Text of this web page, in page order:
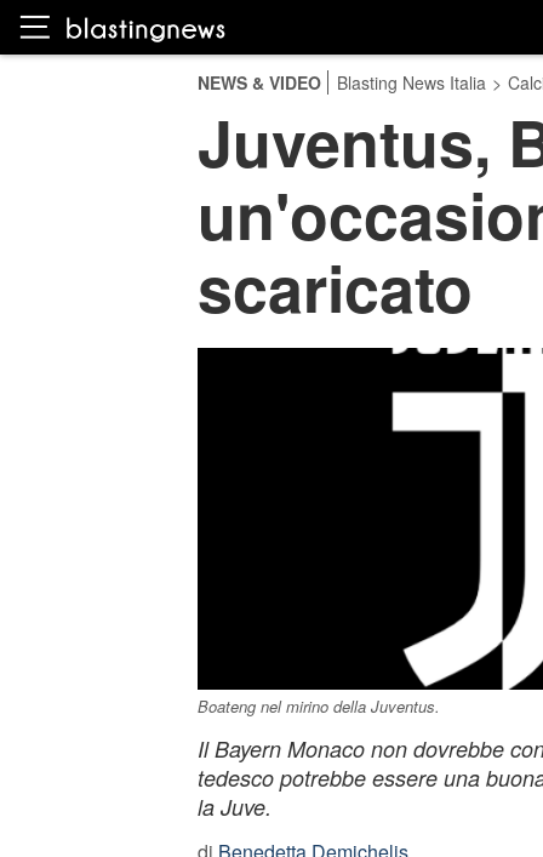
NEWS & VIDEO Blasting News Italia >
Juventus,
scaricato
Boateng nel mirino della Juventus.
Il Bayern Monaco non dovrebbe
tedesco potrebbe essere una
la Juve.